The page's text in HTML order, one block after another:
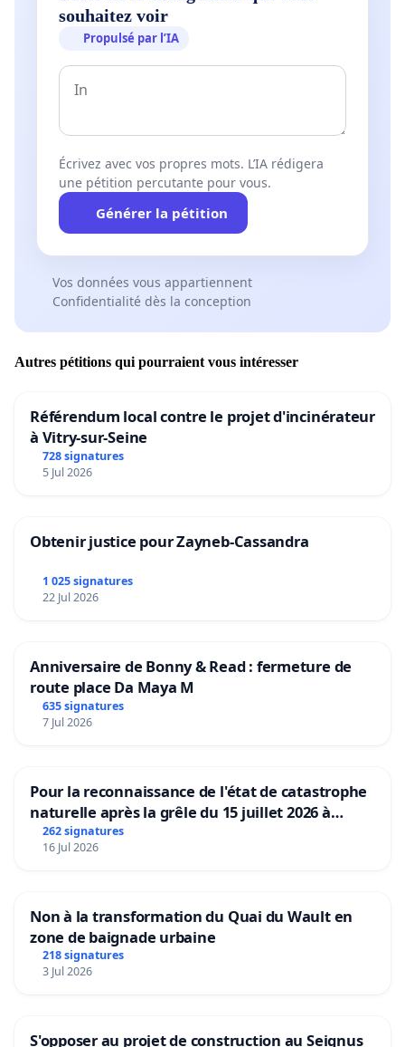
souhaitez voir
Propulsé par l’IA
Écrivez avec vos propres mots. L’IA rédigera
une pétition percutante pour vous.
Générer la pétition
Vos données vous appartiennent
Confidentialité dès la conception
Autres pétitions qui pourraient vous intéresser
Référendum local contre le projet d'incinérateur
à Vitry-sur-Seine
728 signatures
5 Jul 2026
Obtenir justice pour Zayneb-Cassandra
1 025 signatures
22 Jul 2026
Anniversaire de Bonny & Read : fermeture de
route place Da Maya M
635 signatures
7 Jul 2026
Pour la reconnaissance de l'état de catastrophe
naturelle après la grêle du 15 juillet 2026 à
Aubenas et ses alentours
262 signatures
16 Jul 2026
Non à la transformation du Quai du Wault en
zone de baignade urbaine
218 signatures
3 Jul 2026
S'opposer au projet de construction au Seignus